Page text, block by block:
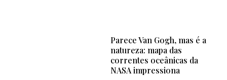
Parece Van Gogh, mas é a
natureza: mapa das
correntes oceânicas da
NASA impressiona